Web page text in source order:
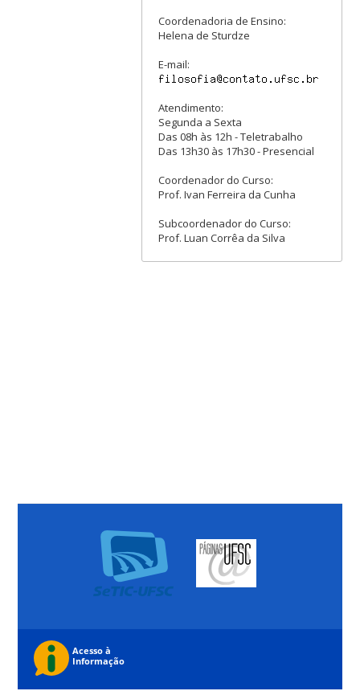
Coordenadoria de Ensino:
Helena de Sturdze
E-mail:
Atendimento:
Segunda a Sexta
Das 08h às 12h - Teletrabalho
Das 13h30 às 17h30 - Presencial
Coordenador do Curso:
Prof. Ivan Ferreira da Cunha
Subcoordenador do Curso:
Prof. Luan Corrêa da Silva